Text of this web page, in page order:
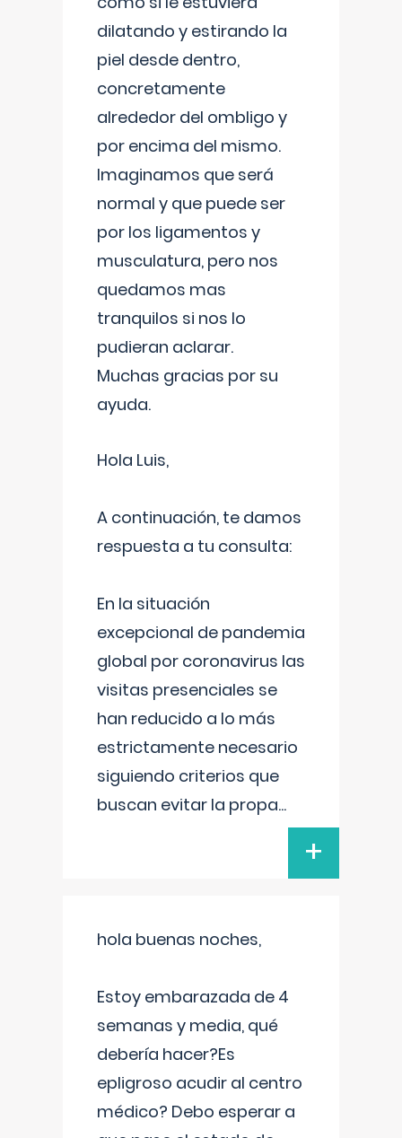
dilatando y estirando la
piel desde dentro,
concretamente
alrededor del ombligo y
por encima del mismo.
Imaginamos que será
normal y que puede ser
por los ligamentos y
musculatura, pero nos
quedamos mas
tranquilos si nos lo
pudieran aclarar.
Muchas gracias por su
ayuda.
Hola Luis,
A continuación, te damos
respuesta a tu consulta:
En la situación
excepcional de pandemia
global por coronavirus las
visitas presenciales se
han reducido a lo más
estrictamente necesario
siguiendo criterios que
buscan evitar la propa...
+
hola buenas noches,
Estoy embarazada de 4
semanas y media, qué
debería hacer?Es
epligroso acudir al centro
médico? Debo esperar a